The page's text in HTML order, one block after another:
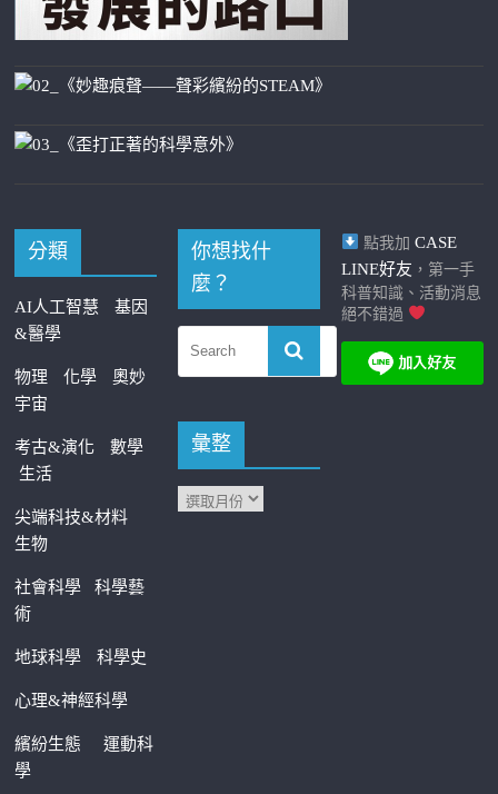
分類
AI人工智慧
基因
&醫學
物理 化學
奧妙
宇宙
考古&演化
數學
生活
尖端科技&材料
生物
社會科學科學藝
術
地球科學 科學史
心理&神經科學
繽紛生態運動科
學
你想找什
麼？
彙整
點我加 CASE
LINE好友 ，第一手
科普知識、活動消息
絕不錯過